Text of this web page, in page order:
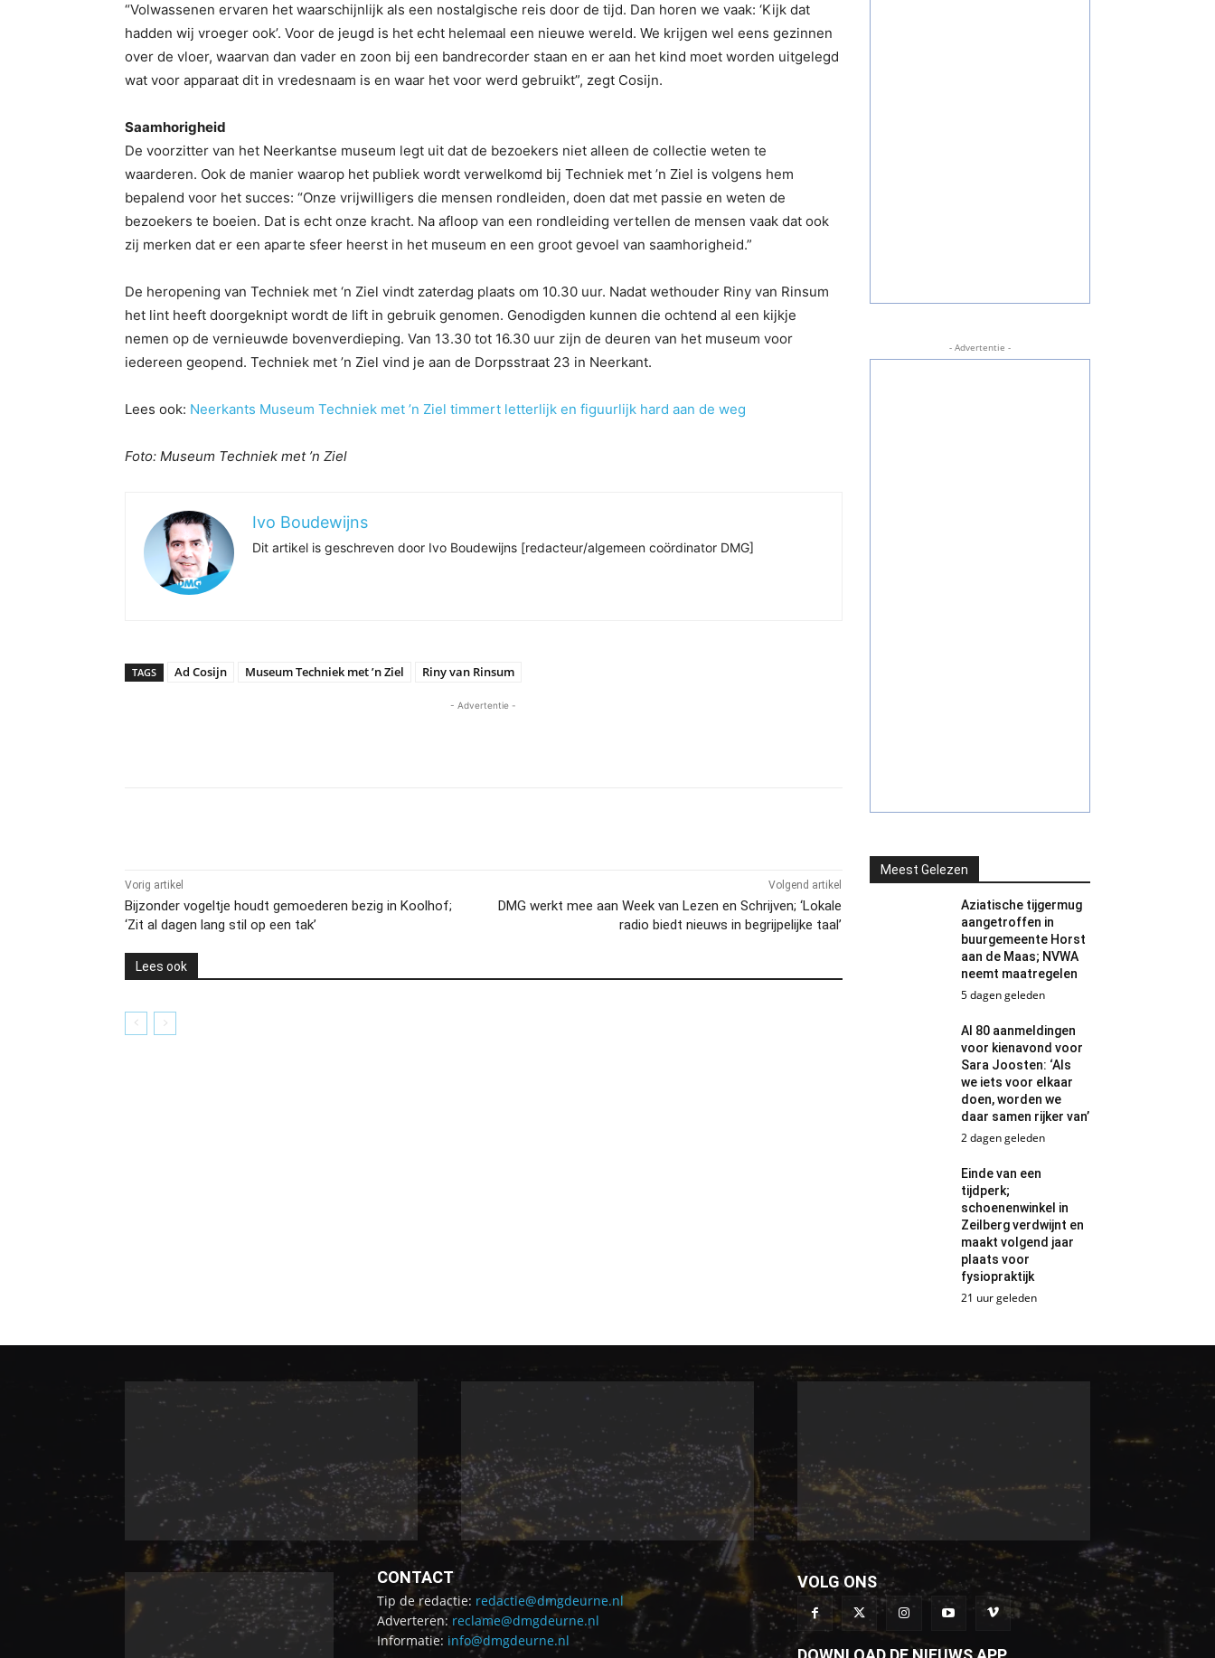
“Volwassenen ervaren het waarschijnlijk als een nostalgische reis door de tijd. Dan horen we vaak: ‘Kijk dat
hadden wij vroeger ook’. Voor de jeugd is het echt helemaal een nieuwe wereld. We krijgen wel eens gezinnen
over de vloer, waarvan dan vader en zoon bij een bandrecorder staan en er aan het kind moet worden uitgelegd
wat voor apparaat dit in vredesnaam is en waar het voor werd gebruikt”, zegt Cosijn.
Saamhorigheid
De voorzitter van het Neerkantse museum legt uit dat de bezoekers niet alleen de collectie weten te
waarderen. Ook de manier waarop het publiek wordt verwelkomd bij Techniek met ’n Ziel is volgens hem
bepalend voor het succes: “Onze vrijwilligers die mensen rondleiden, doen dat met passie en weten de
bezoekers te boeien. Dat is echt onze kracht. Na afloop van een rondleiding vertellen de mensen vaak dat ook
zij merken dat er een aparte sfeer heerst in het museum en een groot gevoel van saamhorigheid.”
De heropening van Techniek met ‘n Ziel vindt zaterdag plaats om 10.30 uur. Nadat wethouder Riny van Rinsum
het lint heeft doorgeknipt wordt de lift in gebruik genomen. Genodigden kunnen die ochtend al een kijkje
nemen op de vernieuwde bovenverdieping. Van 13.30 tot 16.30 uur zijn de deuren van het museum voor
iedereen geopend. Techniek met ’n Ziel vind je aan de Dorpsstraat 23 in Neerkant.
Lees ook: Neerkants Museum Techniek met ’n Ziel timmert letterlijk en figuurlijk hard aan de weg
Foto: Museum Techniek met ’n Ziel
Ivo Boudewijns
Dit artikel is geschreven door Ivo Boudewijns [redacteur/algemeen coördinator DMG]
TAGS Ad Cosijn Museum Techniek met ’n Ziel Riny van Rinsum
- Advertentie -
Vorig artikel
Bijzonder vogeltje houdt gemoederen bezig in Koolhof;
‘Zit al dagen lang stil op een tak’
Volgend artikel
DMG werkt mee aan Week van Lezen en Schrijven; ‘Lokale
radio biedt nieuws in begrijpelijke taal’
Lees ook
- Advertentie -
Meest Gelezen
Aziatische tijgermug
aangetroffen in
buurgemeente Horst
aan de Maas; NVWA
neemt maatregelen
5 dagen geleden
Al 80 aanmeldingen
voor kienavond voor
Sara Joosten: ‘Als
we iets voor elkaar
doen, worden we
daar samen rijker van’
2 dagen geleden
Einde van een
tijdperk;
schoenenwinkel in
Zeilberg verdwijnt en
maakt volgend jaar
plaats voor
fysiopraktijk
21 uur geleden
CONTACT
Tip de redactie: redactie@dmgdeurne.nl
Adverteren: reclame@dmgdeurne.nl
Informatie: info@dmgdeurne.nl
VOLG ONS